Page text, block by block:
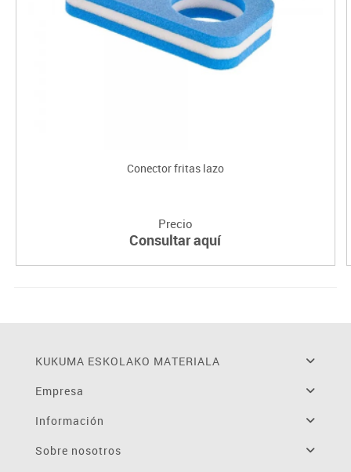
Conector fritas lazo
Precio
Consultar aquí
KUKUMA ESKOLAKO MATERIALA
Empresa
Información
Sobre nosotros